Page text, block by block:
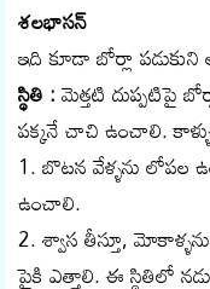
శలభాసన్‌
ఇది కూడా బోర్లా
స్థితి :మెత్తటి దుప్పటిపై
పక్కనే చాచి ఉంచాలి.
1. బొటన వేళ్ళను లోపల
ఉంచాలి.
2. శ్వాస తీస్తూ,
పైకి ఎత్తాలి. ఈ స్థితిలో